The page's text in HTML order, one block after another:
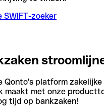
SWIFT-zoeker
Qonto's platform
maakt met onze
tijd op bankzaken!